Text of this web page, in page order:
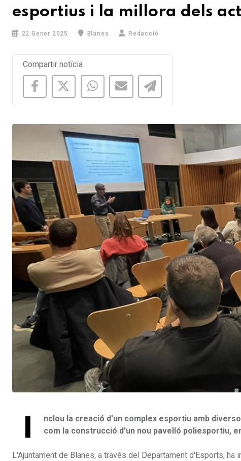
esportius i la millora dels
22 Gener 2025 Blanes Redacció
Compartir notícia
I
nclou la creació d'un complex esportiu amb
com la construcció d'un nou pavelló poliesportiu,
L'Ajuntament de Blanes, a través del Departament d'Esports,